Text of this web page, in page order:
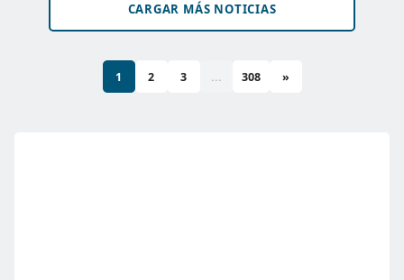
CARGAR MÁS NOTICIAS
1 2 3 ... 308 »